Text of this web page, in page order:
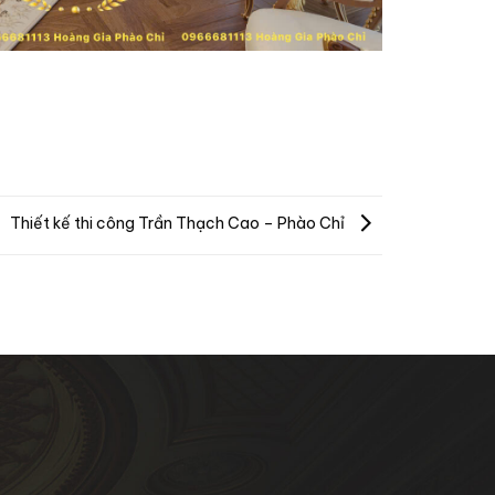
Thiết kế thi công Trần Thạch Cao – Phào Chỉ